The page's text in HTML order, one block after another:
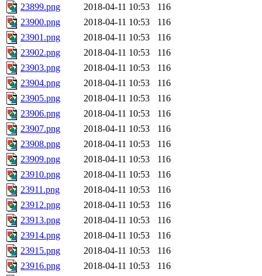
23899.png
2018-04-11 10:53
116
23900.png
2018-04-11 10:53
116
23901.png
2018-04-11 10:53
116
23902.png
2018-04-11 10:53
116
23903.png
2018-04-11 10:53
116
23904.png
2018-04-11 10:53
116
23905.png
2018-04-11 10:53
116
23906.png
2018-04-11 10:53
116
23907.png
2018-04-11 10:53
116
23908.png
2018-04-11 10:53
116
23909.png
2018-04-11 10:53
116
23910.png
2018-04-11 10:53
116
23911.png
2018-04-11 10:53
116
23912.png
2018-04-11 10:53
116
23913.png
2018-04-11 10:53
116
23914.png
2018-04-11 10:53
116
23915.png
2018-04-11 10:53
116
23916.png
2018-04-11 10:53
116